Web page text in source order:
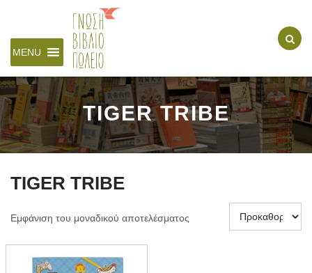
MENU
TIGER TRIBE
TIGER TRIBE
Εμφάνιση του μοναδικού αποτελέσματος